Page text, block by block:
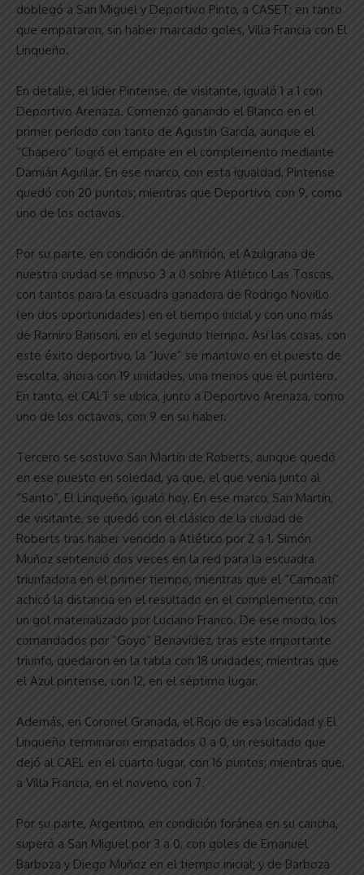
doblegó a San Miguel y Deportivo Pinto, a CASET; en tanto
que empataron, sin haber marcado goles, Villa Francia con El
Linqueño.
En detalle, el líder Pintense, de visitante, igualó 1 a 1 con
Deportivo Arenaza. Comenzó ganando el Blanco en el
primer período con tanto de Agustín García, aunque el
“Chapero” logró el empate en el complemento mediante
Damián Aguilar. En ese marco, con esta igualdad, Pintense
quedó con 20 puntos; mientras que Deportivo, con 9, como
uno de los octavos.
Por su parte, en condición de anfitrión, el Azulgrana de
nuestra ciudad se impuso 3 a 0 sobre Atlético Las Toscas,
con tantos para la escuadra ganadora de Rodrigo Novillo
(en dos oportunidades) en el tiempo inicial y con uno más
de Ramiro Barisoni, en el segundo tiempo. Así las cosas, con
este éxito deportivo, la “Juve” se mantuvo en el puesto de
escolta, ahora con 19 unidades, una menos que el puntero.
En tanto, el CALT se ubica, junto a Deportivo Arenaza, como
uno de los octavos, con 9 en su haber.
Tercero se sostuvo San Martín de Roberts, aunque quedó
en ese puesto en soledad, ya que, el que venía junto al
“Santo”, El Linqueño, igualó hoy. En ese marco, San Martín,
de visitante, se quedó con el clásico de la ciudad de
Roberts tras haber vencido a Atlético por 2 a 1. Simón
Muñoz sentenció dos veces en la red para la escuadra
triunfadora en el primer tiempo; mientras que el “Camoatí”
achicó la distancia en el resultado en el complemento, con
un gol materializado por Luciano Franco. De ese modo, los
comandados por “Goyo” Benavídez, tras este importante
triunfo, quedaron en la tabla con 18 unidades; mientras que
el Azul pintense, con 12, en el séptimo lugar.
Además, en Coronel Granada, el Rojo de esa localidad y El
Linqueño terminaron empatados 0 a 0, un resultado que
dejó al CAEL en el cuarto lugar, con 16 puntos; mientras que,
a Villa Francia, en el noveno, con 7.
Por su parte, Argentino, en condición foránea en su cancha,
superó a San Miguel por 3 a 0, con goles de Emanuel
Barboza y Diego Muñoz en el tiempo inicial; y de Barboza